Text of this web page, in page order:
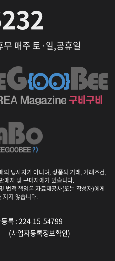
무 매주 토·일,공휴일
의 당사자가 아니며, 상품의 거래, 거래조건,
매자 및 구매자에게 있습니다.
법적 책임은 자료제공사(또는 작성자)에게
지지 않습니다.
등록 : 224-15-54799
(사업자등록정보확인)